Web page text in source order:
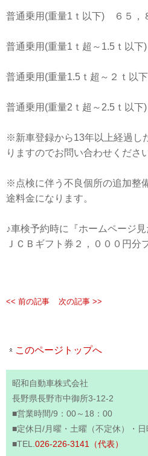
普通乗用(重量1ｔ以下) ６５，
普通乗用(重量1ｔ超～1.5ｔ以
普通乗用(重量1.5ｔ超～２ｔ以
普通乗用(重量2ｔ超～2.5ｔ以
※新車登録から13年以上経過し
りますのでお問い合わせくださ
※点検に伴う不良個所の追加整
途料金になります。
♪車検予約時に『ホームページ
ＪＣＢギフト券２，０００円分
<< 前の記事 次の記事 >>
このページトップへ
昭和自動車株式会社
長野県長野市中御所3-12-2
■営業時間/9：00～18：00
■定休日/月曜・土曜（不定休）・日
■TEL.026-226-3141（代表）